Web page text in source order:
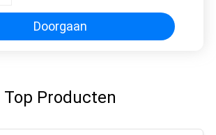
Doorgaan
Top Producten